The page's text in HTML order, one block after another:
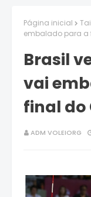
Página inicial
embalado para a
Brasil
vai
final do
ADM VOLEIORG